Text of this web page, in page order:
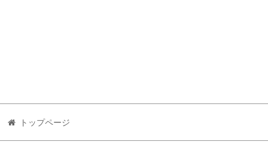
トップページ